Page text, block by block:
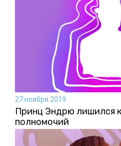
27 ноября 2019
Принц Эндрю лишился
полномочий